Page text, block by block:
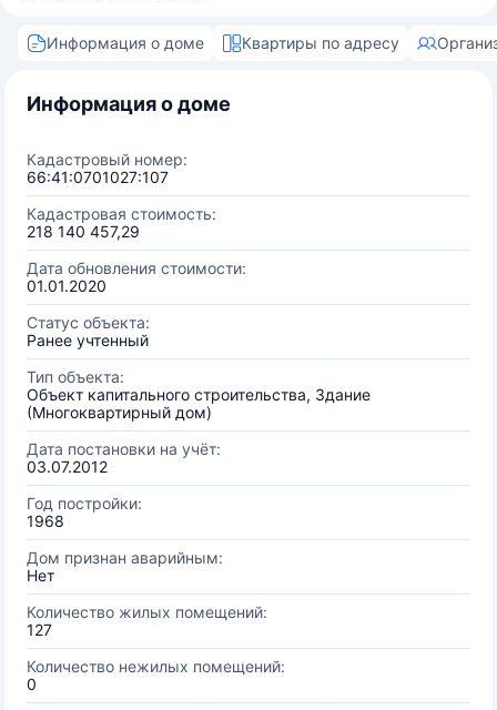
Информация о доме Квартиры по адресу
Информация о доме
Кадастровый номер:
66:41:0701027:107
Кадастровая стоимость:
218 140 457,29
Дата обновления стоимости:
01.01.2020
Статус объекта:
Ранее учтенный
Тип объекта:
Объект капитального строительства, Здание
(Многоквартирный дом)
Дата постановки на учёт:
03.07.2012
Год постройки:
1968
Дом признан аварийным:
Нет
Количество жилых помещений:
127
Количество нежилых помещений:
0